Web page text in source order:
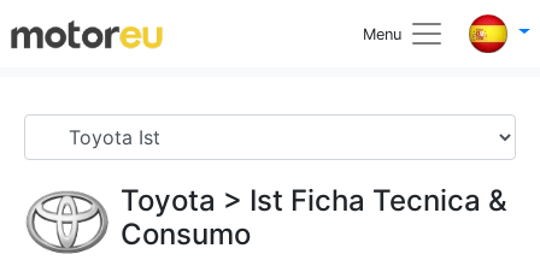
Menu
Toyota > Ist Ficha Tecnica &
Consumo